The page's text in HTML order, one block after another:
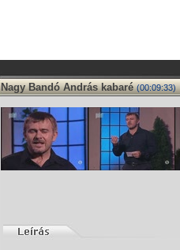
Nagy Bandó András kabaré (00:09:33)